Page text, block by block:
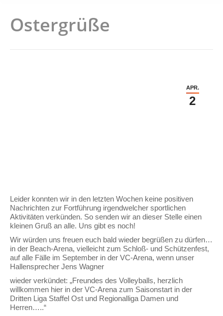
Ostergrüße
APR.
2
Leider konnten wir in den letzten Wochen keine positiven
Nachrichten zur Fortführung irgendwelcher sportlichen
Aktivitäten verkünden. So senden wir an dieser Stelle einen
kleinen Gruß an alle. Uns gibt es noch!
Wir würden uns freuen euch bald wieder begrüßen zu dürfen…
in der Beach-Arena, vielleicht zum Schloß- und Schützenfest,
auf alle Fälle im September in der VC-Arena, wenn unser
Hallensprecher Jens Wagner
wieder verkündet: „Freundes des Volleyballs, herzlich
willkommen hier in der VC-Arena zum Saisonstart in der
Dritten Liga Staffel Ost und Regionalliga Damen und
Herren…..“